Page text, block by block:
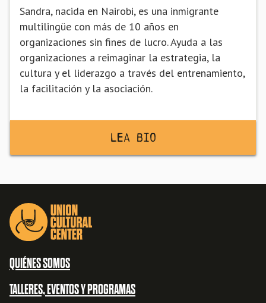
Sandra, nacida en Nairobi, es una inmigrante
multilingüe con más de 10 años en
organizaciones sin fines de lucro. Ayuda a las
organizaciones a reimaginar la estrategia, la
cultura y el liderazgo a través del entrenamiento,
la facilitación y la asociación.
Lea BiO
QUIÉNES SOMOS
TALLERES, EVENTOS Y PROGRAMAS